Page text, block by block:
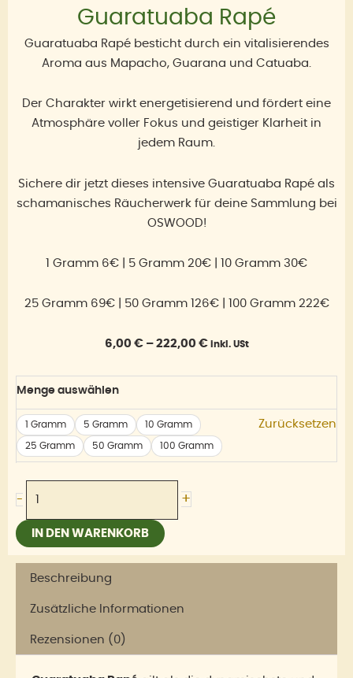
Guaratuaba Rapé
Guaratuaba Rapé besticht durch ein vitalisierendes
Aroma aus Mapacho, Guarana und Catuaba.
Der Charakter wirkt energetisierend und fördert eine
Atmosphäre voller Fokus und geistiger Klarheit in
jedem Raum.
Sichere dir jetzt dieses intensive Guaratuaba Rapé als
schamanisches Räucherwerk für deine Sammlung bei
OSWOOD!
1 Gramm 6€ | 5 Gramm 20€ | 10 Gramm 30€
25 Gramm 69€ | 50 Gramm 126€ | 100 Gramm 222€
6,00 € – 222,00 €Preisspanne:
inkl. USt
Menge auswählen
1 Gramm 5 Gramm 10 Gramm
25 Gramm 50 Gramm 100 Gramm
Zurücksetzen
-
Guaratuaba
Menge
+
IN DEN WARENKORB
Beschreibung
Zusätzliche Informationen
Rezensionen (0)